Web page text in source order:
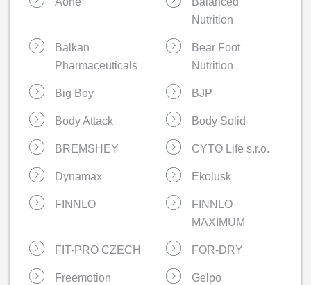
Nutrition
Balkan
Pharmaceuticals
Bear Foot
Nutrition
Big Boy BJP
Body Attack Body Solid
BREMSHEY CYTO Life s.r.o.
Dynamax Ekolusk
FINNLO
FINNLO
MAXIMUM
FIT-PRO CZECH FOR-DRY
Freemotion Gelpo